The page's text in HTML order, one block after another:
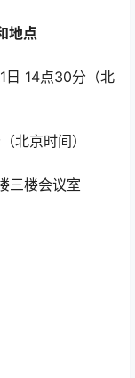
地点
日 14点30分（北
北京时间）
三楼会议室